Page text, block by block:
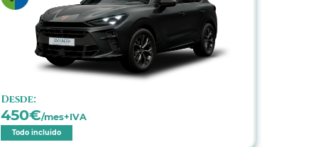
Desde:
450€/mes+IVA
Todo incluido